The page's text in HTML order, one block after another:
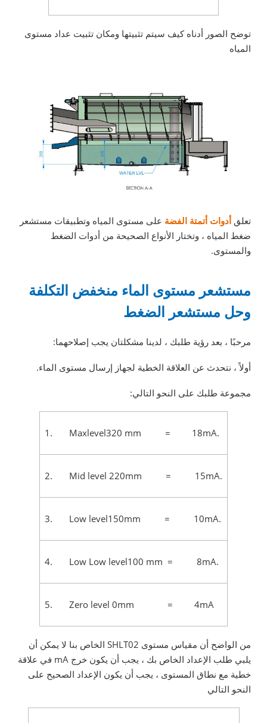
توضح الصور أدناه كيف سيتم تثبيتها ومكان تثبيت عداد مستوى
المياه
تعلق أدوات أتمتة الفضة على مستوى المياه وتطبيقات مستشعر
ضغط المياه ، وتختار الأنواع الصحيحة من أدوات الضغط
والمستوى.
مستشعر مستوى الماء منخفض التكلفة
وحل مستشعر الضغط
مرحبًا ، بعد رؤية طلبك ، لدينا مشكلتان يجب إصلاحهما:
أولاً ، نتحدث عن العلاقة الخطية لجهاز إرسال مستوى الماء.
مجموعة طلبك على النحو التالي:
1. Maxlevel320 mm = 18mA.
2. Mid level 220mm = 15mA.
3. Low level150mm = 10mA.
4. Low Low level100 mm = 8mA.
5. Zero level 0mm = 4mA
من الواضح أن مقياس مستوى SHLT02 الخاص بنا لا يمكن أن
يلبي طلب الإعداد الخاص بك ، يجب أن يكون خرج mA في علاقة
خطية مع نطاق المستوى ، يجب أن يكون الإعداد الصحيح على
النحو التالي